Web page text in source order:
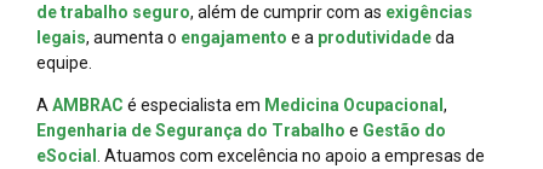
de trabalho seguro, além de cumprir com as exigências
legais, aumenta o engajamento e a produtividadeda
equipe.
A AMBRAC é especialista em Medicina Ocupacional ,
Engenharia de Segurança do Trabalho e Gestão do
eSocial
. Atuamos com excelência no apoio a empresas de